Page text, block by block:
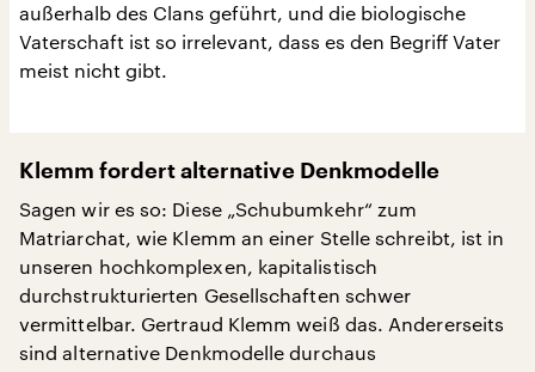
außerhalb des Clans geführt, und die biologische
Vaterschaft ist so irrelevant, dass es den Begriff Vater
meist nicht gibt.
Klemm fordert alternative Denkmodelle
Sagen wir es so: Diese „Schubumkehr“ zum
Matriarchat, wie Klemm an einer Stelle schreibt, ist in
unseren hochkomplexen, kapitalistisch
durchstrukturierten Gesellschaften schwer
vermittelbar. Gertraud Klemm weiß das. Andererseits
sind alternative Denkmodelle durchaus